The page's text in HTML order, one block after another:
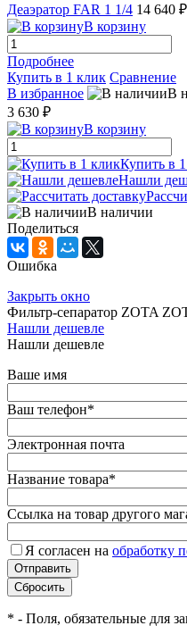
Деаэратор FAR 1 1/4 14 640 ₽
В корзину
Подробнее
Купить в 1 клик Сравнение
В избранное
В
3 630 ₽
В корзину
Купить в
Нашли
В наличии
Поделиться
Ошибка
Закрыть окно
Фильтр-сепаратор ZOTA
Нашли дешевле
Нашли дешевле
Ваше имя
Ваш телефон*
Электронная почта
Название товара*
Ссылка на товар другого
Я согласен на обработку
* - Поля, обязательные для